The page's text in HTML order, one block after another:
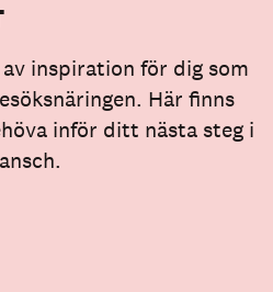
inspiration för dig som
Här finns
inför ditt nästa steg i